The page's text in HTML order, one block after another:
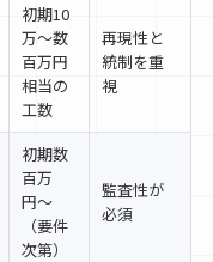
初期10
万〜数
百万円
相当の
工数
再現性と
統制を重
視
初期数
百万
円〜
（要件
次第）
監査性が
必須